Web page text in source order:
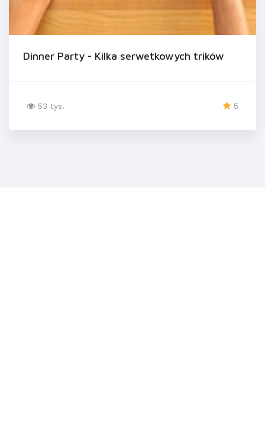
Dinner Party - Kilka serwetkowych trików
53 tys. 5